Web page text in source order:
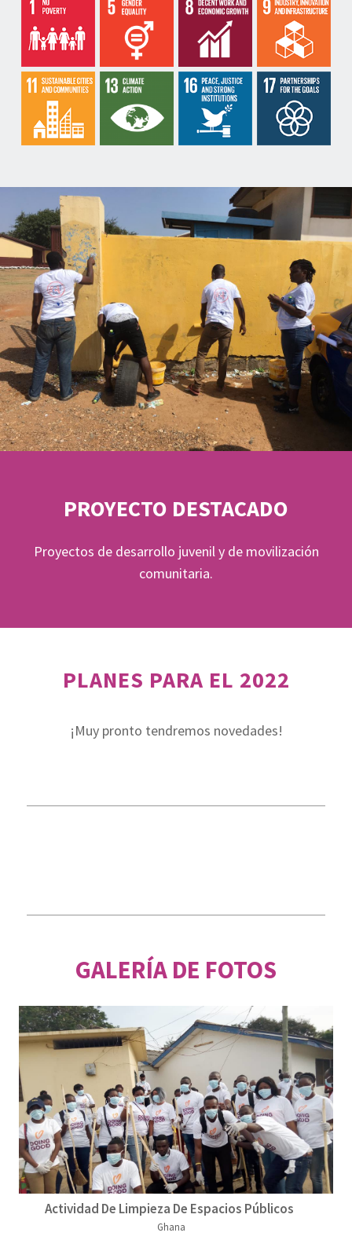
PROYECTO DESTACADO
Proyectos de desarrollo juvenil y de movilización
comunitaria.
PLANES PARA EL 2022
¡Muy pronto tendremos novedades!
GALERÍA DE FOTOS
Actividad De Limpieza De Espacios Públicos
Ghana